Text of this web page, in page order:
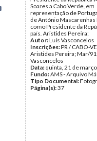
Soares a Cabo Verde, em
representação de
de António
como Presidente da
país. Aristides Pereira;
Autor:Luís Vasconcelos
Inscrições:PR / CABO-
Aristides Pereira; Mar/
Vasconcelos
Data: quinta, 21 de
Fundo:AMS - Arquivo
Tipo Documental:
Página(s):37